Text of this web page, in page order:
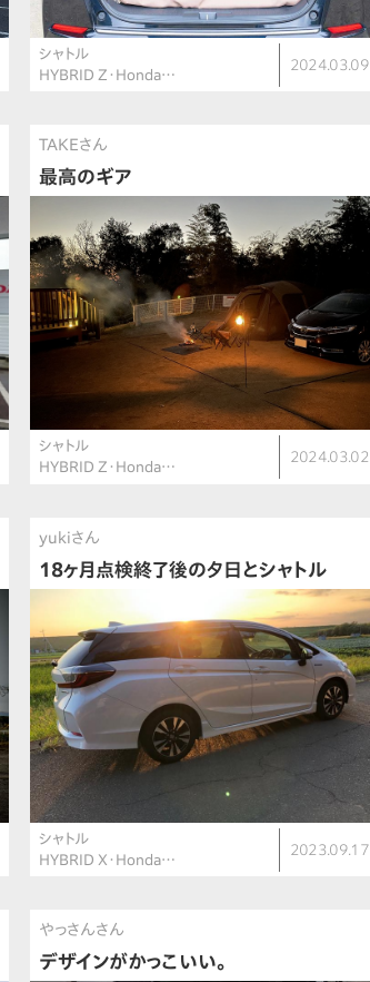
シャトル
HYBRID Z・Honda…
2024.03.09
TAKEさん
最高のギア
シャトル
HYBRID Z・Honda…
2024.03.02
yukiさん
18ヶ月点検終了後の夕日とシャトル
シャトル
HYBRID X・Honda…
2023.09.17
やっさんさん
デザインがかっこいい。